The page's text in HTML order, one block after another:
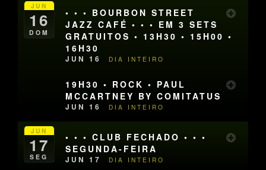
JUN
16
DOM
• • • BOURBON STREET
JAZZ CAFÉ • • • EM 3 SETS
GRATUITOS • 13H30 • 15H00 •
16H30
JUN 16 DIA INTEIRO
19H30 • ROCK • PAUL
MCCARTNEY BY COMITATUS
JUN 16 DIA INTEIRO
JUN
17
SEG
• • • CLUB FECHADO • • •
SEGUNDA-FEIRA
JUN 17 DIA INTEIRO